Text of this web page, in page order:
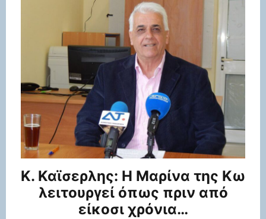
Κ. Καϊσερλης: Η Μαρίνα της Κω
λειτουργεί όπως πριν από
είκοσι χρόνια…